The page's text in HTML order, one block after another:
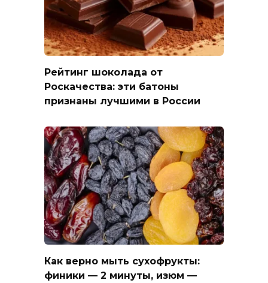
Рейтинг шоколада от
Роскачества: эти батоны
признаны лучшими в России
Как верно мыть сухофрукты:
финики — 2 минуты, изюм —